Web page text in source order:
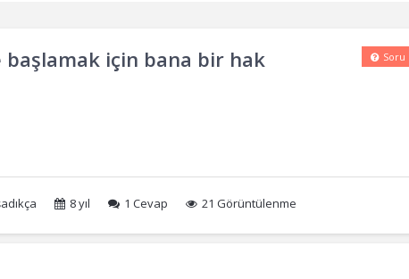
başlamak için bana bir hak
Soru
8 yıl 1 Cevap 21 Görüntülenme